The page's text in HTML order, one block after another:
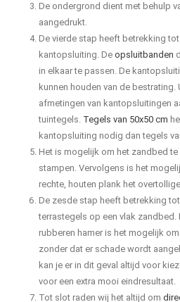
De ondergrond dient met behulp
aangedrukt.
De vierde stap heeft betrekking
kantopsluiting. De opsluitbanden
in elkaar te passen. De
kunnen houden van de bestrating.
afmetingen van kantopsluitingen
tuintegels. Tegels van 50x50 cm
kantopsluiting nodig dan tegels
Het is mogelijk om het zandbed
stampen. Vervolgens is het
rechte, houten plank het
De zesde stap heeft betrekking
terrastegels op een vlak zandbed.
rubberen hamer is het mogelijk
zonder dat er schade wordt
kan je er in dit geval altijd voor
voor een extra mooi eindresultaat.
Tot slot raden wij het altijd om